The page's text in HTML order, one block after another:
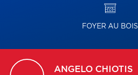
FOYER AU BOIS
ANGELO CHIOTIS